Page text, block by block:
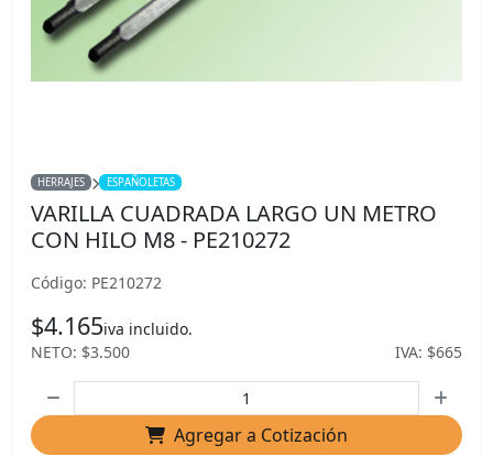
HERRAJES ESPAÑOLETAS
VARILLA CUADRADA LARGO UN METRO
CON HILO M8 - PE210272
Código: PE210272
$4.165iva incluido.
NETO: $3.500
IVA: $665
Agregar a Cotización